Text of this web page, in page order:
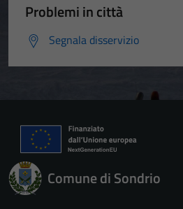
Problemi in città
Segnala disservizio
Comune di Sondrio